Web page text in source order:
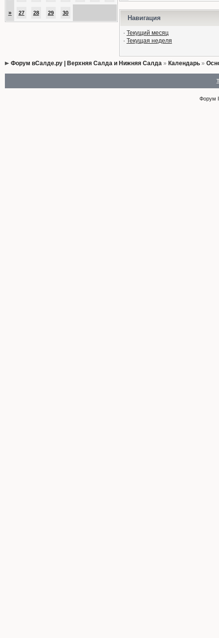
» 27 28 29 30
Навигация
· Текущий месяц
· Текущая неделя
Форум вСалде.ру | Верхняя Салда и Нижняя Салда» Календарь»
Форум